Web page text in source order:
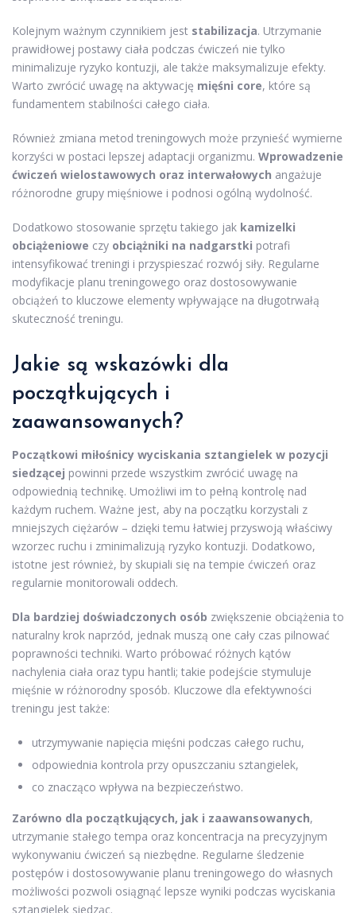
Kolejnym ważnym czynnikiem jest stabilizacja. Utrzymanie
prawidłowej postawy ciała podczas ćwiczeń nie tylko
minimalizuje ryzyko kontuzji, ale także maksymalizuje efekty.
Warto zwrócić uwagę na aktywację mięśni core, które są
fundamentem stabilności całego ciała.
Również zmiana metod treningowych może przynieść wymierne
korzyści w postaci lepszej adaptacji organizmu. Wprowadzenie
ćwiczeń wielostawowych oraz interwałowych angażuje
różnorodne grupy mięśniowe i podnosi ogólną wydolność.
Dodatkowo stosowanie sprzętu takiego jak kamizelki
obciążeniowe czy obciążniki na nadgarstki potrafi
intensyfikować treningi i przyspieszać rozwój siły. Regularne
modyfikacje planu treningowego oraz dostosowywanie
obciążeń to kluczowe elementy wpływające na długotrwałą
skuteczność treningu.
Jakie są wskazówki dla
początkujących i
zaawansowanych?
Początkowi miłośnicy wyciskania sztangielek w pozycji
siedzącej powinni przede wszystkim zwrócić uwagę na
odpowiednią technikę. Umożliwi im to pełną kontrolę nad
każdym ruchem. Ważne jest, aby na początku korzystali z
mniejszych ciężarów – dzięki temu łatwiej przyswoją właściwy
wzorzec ruchu i zminimalizują ryzyko kontuzji. Dodatkowo,
istotne jest również, by skupiali się na tempie ćwiczeń oraz
regularnie monitorowali oddech.
Dla bardziej doświadczonych osób zwiększenie obciążenia to
naturalny krok naprzód, jednak muszą one cały czas pilnować
poprawności techniki. Warto próbować różnych kątów
nachylenia ciała oraz typu hantli; takie podejście stymuluje
mięśnie w różnorodny sposób. Kluczowe dla efektywności
treningu jest także:
utrzymywanie napięcia mięśni podczas całego ruchu,
odpowiednia kontrola przy opuszczaniu sztangielek,
co znacząco wpływa na bezpieczeństwo.
Zarówno dla początkujących, jak i zaawansowanych,
utrzymanie stałego tempa oraz koncentracja na precyzyjnym
wykonywaniu ćwiczeń są niezbędne. Regularne śledzenie
postępów i dostosowywanie planu treningowego do własnych
możliwości pozwoli osiągnąć lepsze wyniki podczas wyciskania
sztangielek siedząc.